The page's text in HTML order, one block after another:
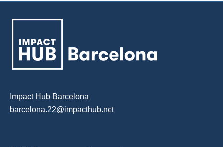
Impact Hub Barcelona
barcelona.22@impacthub.net